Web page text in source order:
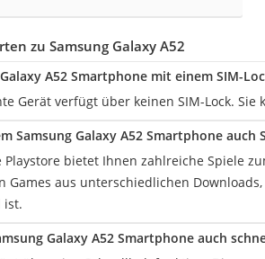
zu Samsung Galaxy A52
A52 Smartphone mit einem SIM-
Gerät verfügt über keinen SIM-Lock.
Samsung Galaxy A52 Smartphone auch
Playstore bietet Ihnen zahlreiche Spiele
Games aus unterschiedlichen
ist.
Galaxy A52 Smartphone auch